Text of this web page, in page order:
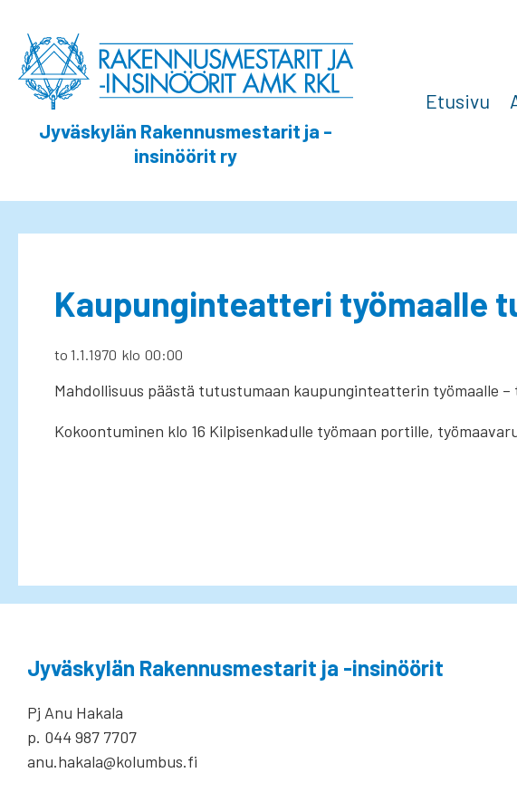
Jyväskylän Rakennusmestarit ja -
insinöörit ry
Etusivu
Kaupunginteatteri työmaalle
to 1.1.1970 klo 00:00
Mahdollisuus päästä tutustumaan kaupunginteatterin työmaalle –
Kokoontuminen klo 16 Kilpisenkadulle työmaan portille,
Jyväskylän Rakennusmestarit ja -insinöörit
Pj Anu Hakala
p. 044 987 7707
anu.hakala@kolumbus.fi